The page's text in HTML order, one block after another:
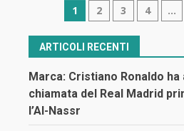
Navigazione
articoli
1 2 3 4 …
ARTICOLI RECENTI
Marca: Cristiano Ronaldo
chiamata del Real Madrid
l’Al-Nassr